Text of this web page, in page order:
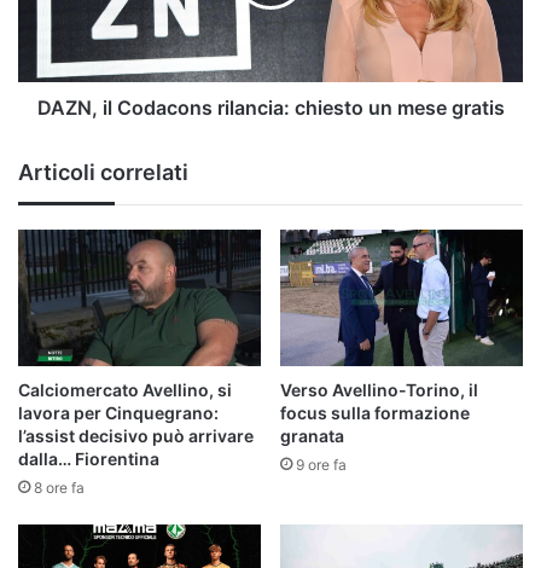
mese
DAZN, il Codacons rilancia: chiesto un mese gratis
Articoli correlati
Calciomercato Avellino, si
lavora per Cinquegrano:
l’assist decisivo può arrivare
dalla… Fiorentina
8 ore fa
Verso Avellino-Torino, il
focus sulla formazione
granata
9 ore fa